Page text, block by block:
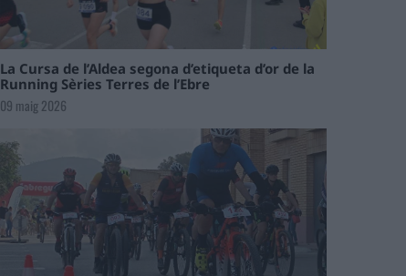
La Cursa de l’Aldea segona d’etiqueta d’or de la
Running Sèries Terres de l’Ebre
09 maig 2026